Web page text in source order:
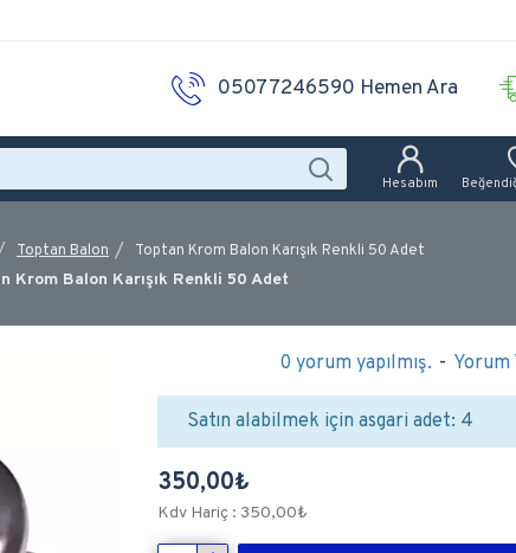
05077246590 Hemen Ara
Hesabım
Toptan Balon Toptan Krom Balon Karışık Renkli 50 Adet
Krom Balon Karışık Renkli 50 Adet
0 yorum yapılmış. - Yorum
350,00₺
Kdv Hariç : 350,00₺
Satın alabilmek için asgari adet: 4